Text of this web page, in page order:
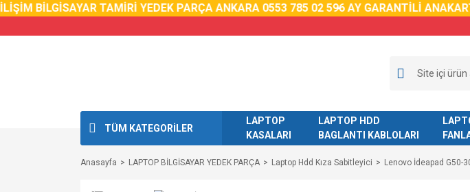
BİLGİSAYAR TAMİRİ YEDEK PARÇA ANKARA 0553 785 02 596 AY GARANTİLİ
TÜM KATEGORİLER
LAPTOP
KASALARI
LAPTOP HDD
BAGLANTI KABLOLARI
Anasayfa LAPTOP BİLGİSAYAR YEDEK PARÇA Laptop Hdd Kıza Sabitleyici Lenovo İdeapad G50-